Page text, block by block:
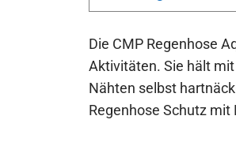
Die CMP Regenhose
Aktivitäten. Sie hält
Nähten selbst
Regenhose Schutz